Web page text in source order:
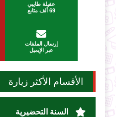
عقيلة طايبي
69 ألف متابع
إرسال الملفات
عبر الإيميل
الأقسام الأكثر زيارة
السنة التحضيرية